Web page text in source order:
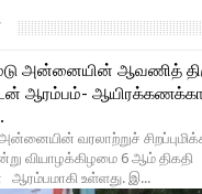
அன்னையின் ஆவணித்
ஆரம்பம்-
வரலாற்றுச்
வியாழக்கிழமை 6 ஆம் திகதி
ஆரம்பமாகி உள்ளது. இ...